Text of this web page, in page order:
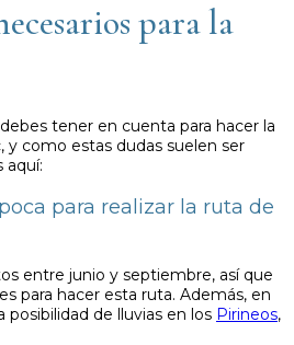
para la
tener en cuenta para hacer la
y como estas dudas suelen ser
aquí:
para realizar la ruta de
entre junio y septiembre, así que
para hacer esta ruta. Además, en
posibilidad de lluvias en los Pirineos,